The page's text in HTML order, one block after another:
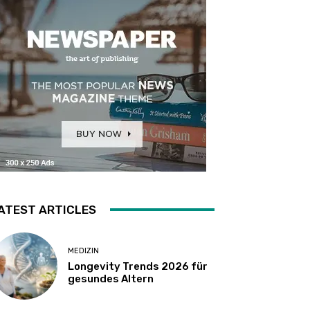
ARTICLES
MEDIZIN
Longevity Trends 2026 für
gesundes Altern